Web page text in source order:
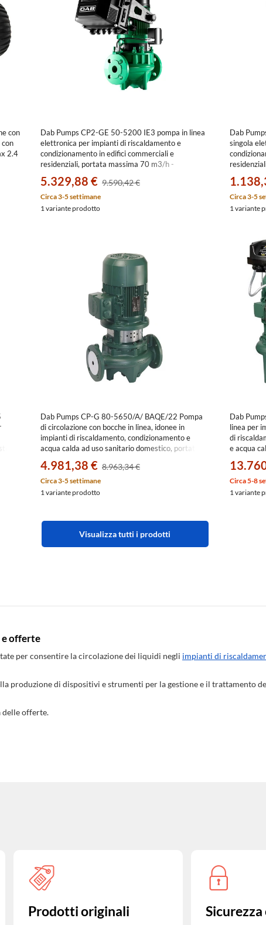
con
2.4
Dab Pumps CP2-GE 50-5200 IE3 pompa in linea
elettronica per impianti di riscaldamento e
condizionamento in edifici commerciali e
residenziali, portata massima 70 m3/h -
5.329,88 € 9.590,42 €
Circa 3-5 settimane
1 variante prodotto
Dab
singola
Circa 3-5
1 variante
Dab Pumps CP-G 80-5650/A/ BAQE/22 Pompa
di circolazione con bocche in linea, idonee in
impianti di riscaldamento, condizionamento e
acqua calda ad uso sanitario domestico, portata
1D5311GEV
4.981,38 € 8.963,34 €
Circa 3-5 settimane
1 variante prodotto
Dab
linea per
di
e acqua
Circa 5-8
1 variante
Visualizza tutti i prodotti
e offerte
per consentire la circolazione dei liquidi negli impianti di
produzione di dispositivi e strumenti per la gestione e il trattamento
delle offerte.
Prodotti originali